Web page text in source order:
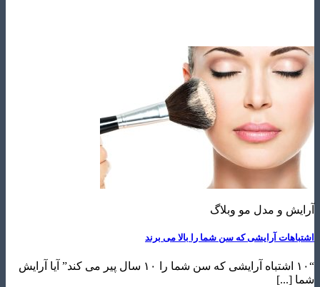
و مدل مو وبلاگ
آرایشی که سن شما را بالا می برند
“۱۰ اشتباه آرایشی که سن شما را ۱۰ سال پیر می کند” آیا آرایش